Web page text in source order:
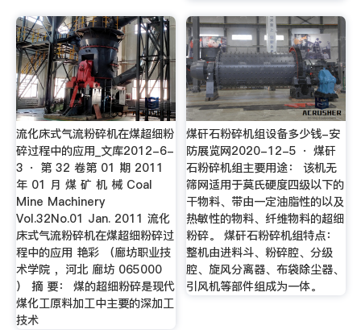
流化床式气流粉碎机在煤超细粉
碎过程中的应用_文库2012-6-
3 · 第 32 卷第 01 期 2011
年 01 月 煤 矿 机 械 Coal
Mine Machinery
Vol.32No.01 Jan. 2011 流化
床式气流粉碎机在煤超细粉碎过
程中的应用 艳彩 （廊坊职业技
术学院 ，河北 廊坊 065000
） 摘 要： 煤的超细粉碎是现代
煤化工原料加工中主要的深加工
技术
煤矸石粉碎机组设备多少钱-安
防展览网2020-12-5 · 煤矸
石粉碎机组主要用途： 该机无
筛网适用于莫氏硬度四级以下的
干物料、带由一定油脂性的以及
热敏性的物料、纤维物料的超细
粉碎。 煤矸石粉碎机组特点：
整机由进料斗、粉碎腔、分级
腔、旋风分离器、布袋除尘器、
引风机等部件组成为一体。